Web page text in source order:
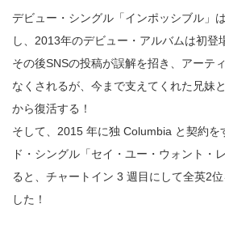
デビュー・シングル「インポッシブル」
し、2013年のデビュー・アルバムは初登
その後SNSの投稿が誤解を招き、アーテ
なくされるが、今まで支えてくれた兄妹
から復活する！
そして、2015 年に独 Columbia と契約を
ド・シングル「セイ・ユー・ウォント・
ると、チャートイン 3 週目にして全英2
した！